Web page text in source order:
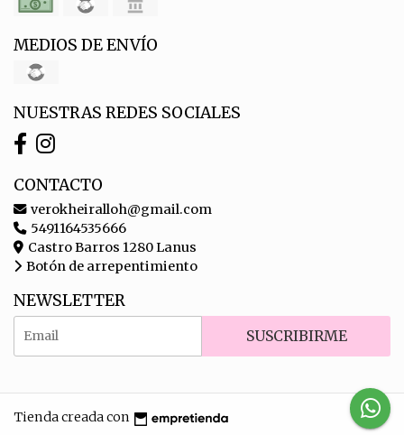
MEDIOS DE ENVÍO
NUESTRAS REDES SOCIALES
CONTACTO
verokheiralloh@gmail.com
5491164535666
Castro Barros 1280 Lanus
Botón de arrepentimiento
NEWSLETTER
SUSCRIBIRME
Tienda creada con